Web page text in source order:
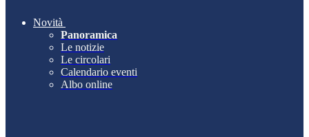
Novità
Panoramica
Le notizie
Le circolari
Calendario eventi
Albo online